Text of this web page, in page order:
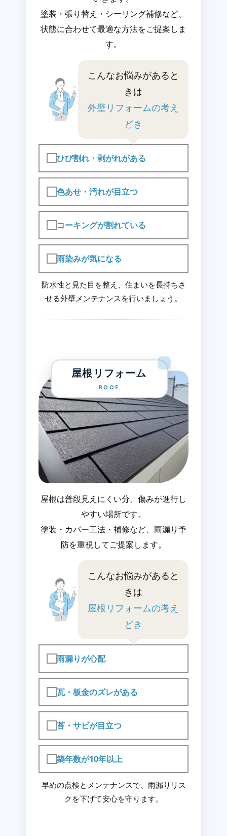
塗装・張り替え・シーリング補修など、
状態に合わせて最適な方法をご提案しま
す。
こんなお悩みがあると
きは
外壁リフォームの考え
どき
ひび割れ・剥がれがある
色あせ・汚れが目立つ
コーキングが割れている
雨染みが気になる
防水性と見た目を整え、住まいを長持ちさ
せる外壁メンテナンスを行いましょう。
屋根リフォーム
ROOF
屋根は普段見えにくい分、傷みが進行し
やすい場所です。
塗装・カバー工法・補修など、雨漏り予
防を重視してご提案します。
こんなお悩みがあると
きは
屋根リフォームの考え
どき
雨漏りが心配
瓦・板金のズレがある
苔・サビが目立つ
築年数が10年以上
早めの点検とメンテナンスで、雨漏りリス
クを下げて安心を守ります。